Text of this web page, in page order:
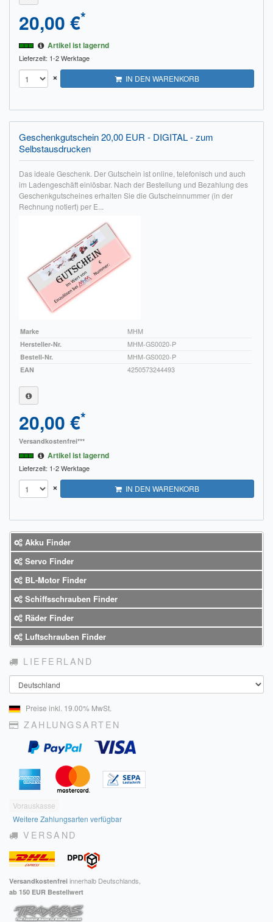
Widerrufsformular
AGB und Kundeninformationen
Datenschutzerklärung
Geschäftszeiten
Impressum
FAQ
ÜBER UNS
Was wir bieten
Unsere Philosophie
KONTAKT
MEIN KONTO
20,00 €*
Artikel ist lagernd
Lieferzeit: 1-2 Werktage
× IN DEN WARENKORB
Geschenkgutschein 20,00 EUR - DIGITAL - zum
Selbstausdrucken
Das ideale Geschenk. Der Gutschein ist online, telefonisch und auch
im Ladengeschäft einlösbar. Nach der Bestellung und Bezahlung des
Geschenkgutscheines erhalten Sie die Gutscheinnummer (in der
Rechnung notiert) per E...
Marke
MHM
Hersteller-Nr.
MHM-GS0020-P
Bestell-Nr.
MHM-GS0020-P
EAN
4250573244493
20,00 €*
Versandkostenfrei***
Artikel ist lagernd
Lieferzeit: 1-2 Werktage
× IN DEN WARENKORB
Akku Finder
Servo Finder
BL-Motor Finder
Schiffsschrauben Finder
Räder Finder
Luftschrauben Finder
LIEFERLAND
Land
Preise inkl. 19.00% MwSt.
ZAHLUNGSARTEN
Vorauskasse
Weitere Zahlungsarten verfügbar
VERSAND
Versandkostenfrei innerhalb Deutschlands,
ab 150 EUR Bestellwert